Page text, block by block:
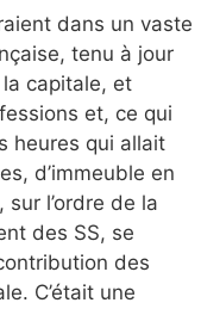
dans un vaste
tenu à jour
capitale, et
et, ce qui
heures qui allait
d’immeuble en
l’ordre de la
des SS, se
des
C’était une